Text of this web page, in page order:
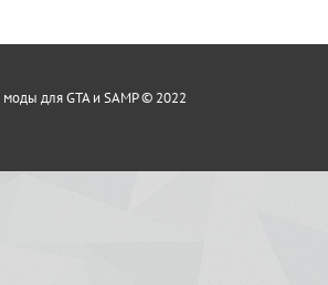
для GTA и SAMP © 2022